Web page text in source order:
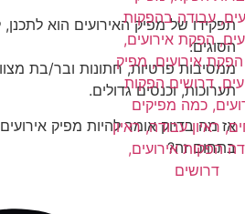
תפקידו של מפיק האירועים הוא לתכנן,
הסוגים:
ממסיבות פרטיות, חתונות ובר/בת
תערוכות, וכנסים גדולים.
אז מה בדיוק אומר להיות מפיק
בתחום זה?